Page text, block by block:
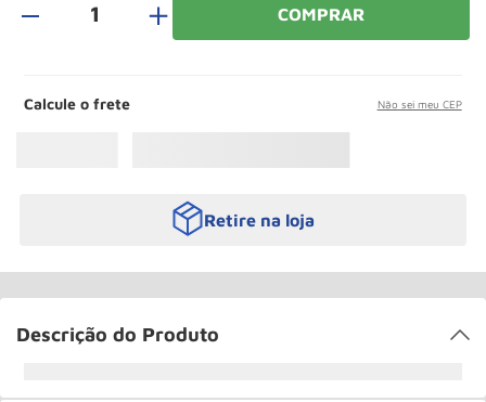
＋ COMPRAR
Calcule o frete Não sei meu CEP
Retire na loja
Descrição do Produto